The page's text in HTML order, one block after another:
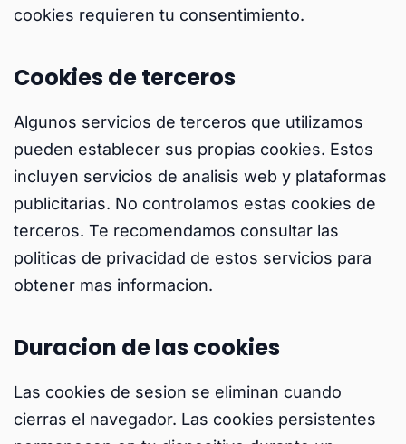
cookies requieren tu consentimiento.
Cookies de terceros
Algunos servicios de terceros que utilizamos
pueden establecer sus propias cookies. Estos
incluyen servicios de analisis web y plataformas
publicitarias. No controlamos estas cookies de
terceros. Te recomendamos consultar las
politicas de privacidad de estos servicios para
obtener mas informacion.
Duracion de las cookies
Las cookies de sesion se eliminan cuando
cierras el navegador. Las cookies persistentes